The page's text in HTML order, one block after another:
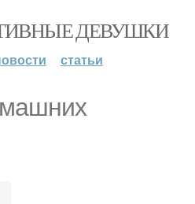
ДЕВУШКИ
статьи